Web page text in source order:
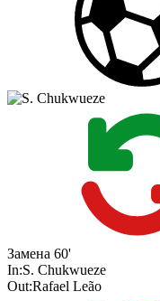
Замена 60'
In:S. Chukwueze
Out:Rafael Leão